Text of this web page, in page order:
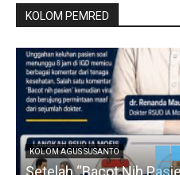
KOLOM PEMRED
KOLOM AGUS SUSANTO
Setelah “Bacot Nih